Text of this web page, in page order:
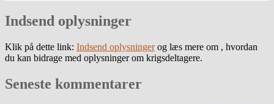
Indsend oplysninger
Klik på dette link: Indsend oplysningerog læs mere om , hvordan
du kan bidrage med oplysninger om krigsdeltagere.
Seneste kommentarer